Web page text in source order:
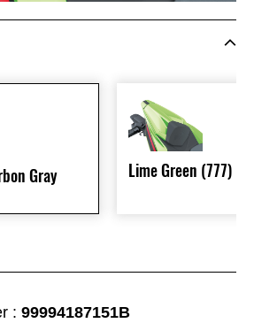
: 99994187151B
Gray
Lime Green (777)